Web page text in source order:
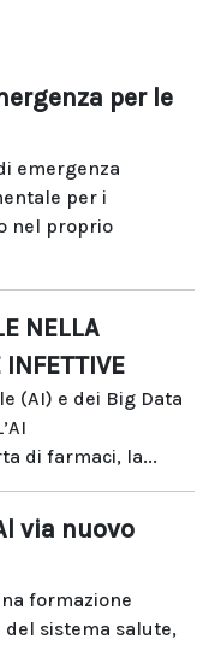
per le
emergenza
per i
nel proprio
NELLA
INFETTIVE
(AI) e dei Big Data
di farmaci, la...
via nuovo
formazione
sistema salute,